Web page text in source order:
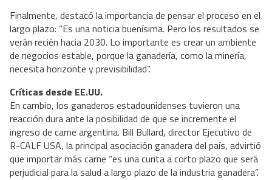
Finalmente, destacó la importancia de pensar el proceso en el
largo plazo: “Es una noticia buenísima. Pero los resultados se
verán recién hacia 2030. Lo importante es crear un ambiente
de negocios estable, porque la ganadería, como la minería,
necesita horizonte y previsibilidad”.
Críticas desde EE.UU.
En cambio, los ganaderos estadounidenses tuvieron una
reacción dura ante la posibilidad de que se incremente el
ingreso de carne argentina. Bill Bullard, director Ejecutivo de
R-CALF USA, la principal asociación ganadera del país, advirtió
que importar más carne “es una curita a corto plazo que será
perjudicial para la salud a largo plazo de la industria ganadera”.